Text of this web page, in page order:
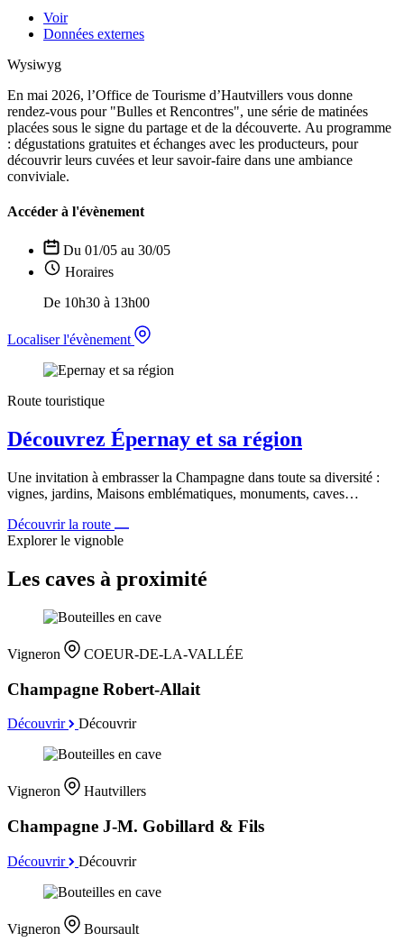
Voir
Données externes
Wysiwyg
En mai 2026, l’Office de Tourisme d’Hautvillers vous donne
rendez-vous pour "Bulles et Rencontres", une série de matinées
placées sous le signe du partage et de la découverte. Au programme
: dégustations gratuites et échanges avec les producteurs, pour
découvrir leurs cuvées et leur savoir-faire dans une ambiance
conviviale.
Accéder à l'évènement
Du 01/05 au 30/05
Horaires
De 10h30 à 13h00
Localiser l'évènement
Route touristique
Découvrez Épernay et sa région
Une invitation à embrasser la Champagne dans toute sa diversité :
vignes, jardins, Maisons emblématiques, monuments, caves…
Découvrir la route
Explorer le vignoble
Les caves à proximité
Vigneron COEUR-DE-LA-VALLÉE
Champagne Robert-Allait
Découvrir Découvrir
Vigneron Hautvillers
Champagne J-M. Gobillard & Fils
Découvrir Découvrir
Vigneron Boursault